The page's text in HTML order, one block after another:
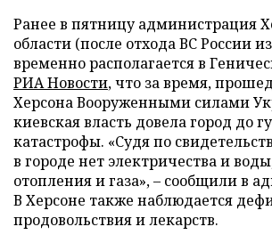
Ранее в пятницу администрация
области (после отхода ВС России
временно располагается в
РИА Новости, что за время,
Херсона Вооруженными силами
киевская власть довела город до
катастрофы. «Судя по
в городе нет электричества и
отопления и газа», – сообщили в
В Херсоне также наблюдается
продовольствия и лекарств.